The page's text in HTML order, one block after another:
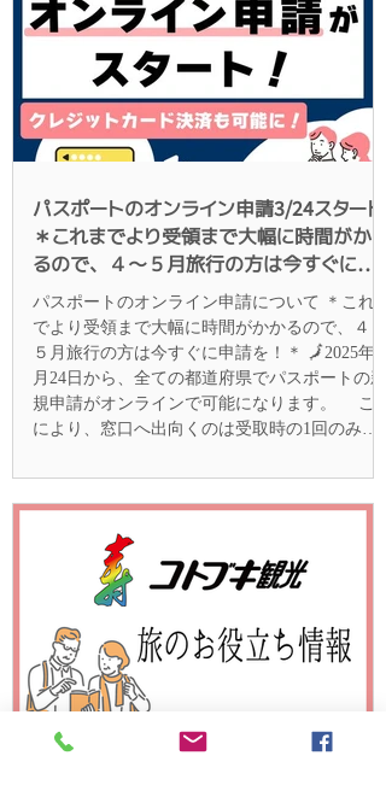
着の国際線をご利用の方 ※片道だけの利用、国
いの方 静岡県の一部（牧之原市・島田市・川根
本町以東の静岡県内）、石川、富山、福井、京
都、滋賀、長野にお住まいの方を対象としてい
ます。 3 セントレア駐車場普通車をご利用の
セントレア駐車場をご利用の方。 ※マイクロバ
ス・
パスポートのオンライン申請3/24スタート
＊これまでより受領まで大幅に時間がかか
るので、４～５月旅行の方は今すぐに申
請を！＊
パスポートのオンライン申請について ＊これま
でより受領まで大幅に時間がかかるので、４～
５月旅行の方は今すぐに申請を！＊ 🗾2025年3
月24日から、全ての都道府県でパスポートの新
規申請がオンラインで可能になります。 これ
により、窓口へ出向くのは受取時の1回のみと